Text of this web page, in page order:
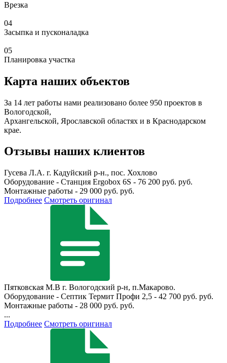
Врезка
04
Засыпка и пусконаладка
05
Планировка участка
Карта наших объектов
За 14 лет работы нами реализовано более 950 проектов в
Вологодской,
Архангельской, Ярославской областях и в Краснодарском
крае.
Отзывы наших клиентов
Гусева Л.А. г. Кадуйский р-н., пос. Хохлово
Оборудование - Станция Ergobox 6S - 76 200 руб. руб.
Монтажные работы - 29 000 руб. руб.
Подробнее Смотреть оригинал
Пятковская М.В г. Вологодский р-н, п.Макарово.
Оборудование - Септик Термит Профи 2,5 - 42 700 руб. руб.
Монтажные работы - 28 000 руб. руб.
...
Подробнее Смотреть оригинал